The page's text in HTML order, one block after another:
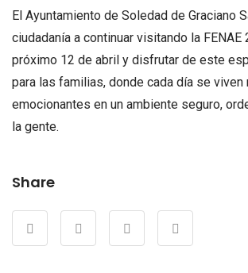
El Ayuntamiento de Soledad de Graciano
ciudadanía a continuar visitando la FENAE
próximo 12 de abril y disfrutar de este
para las familias, donde cada día se viven
emocionantes en un ambiente seguro,
la gente.
Share